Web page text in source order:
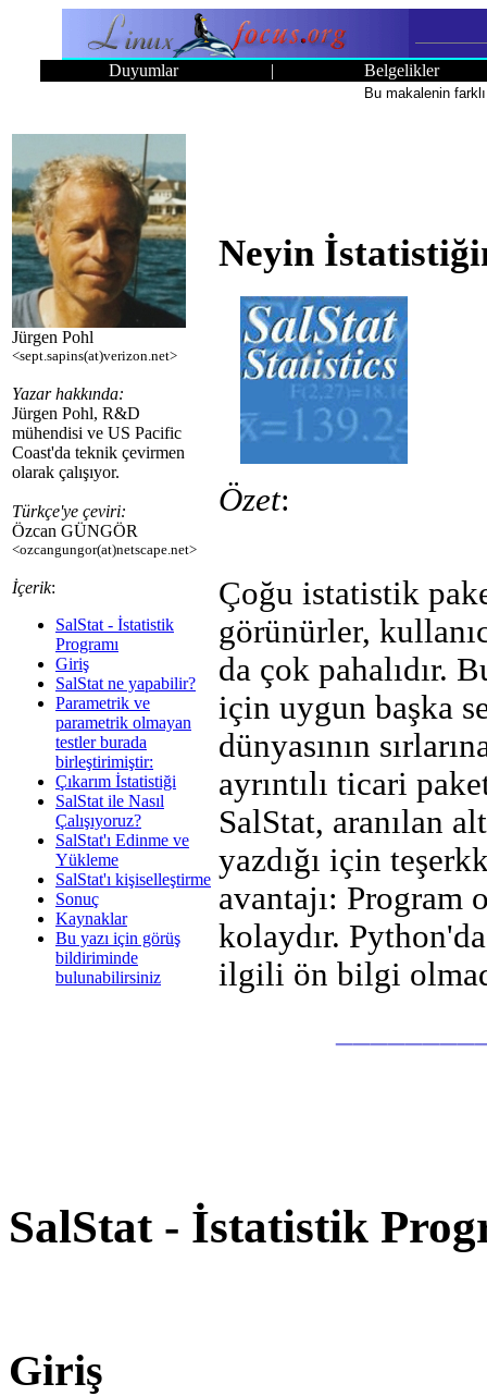
Duyumlar | Belgelikler
Bu makalenin
Jürgen Pohl
<sept.sapins(at)verizon.net>
Yazar hakkında:
Jürgen Pohl, R&D
mühendisi ve US Pacific
Coast'da teknik çevirmen
olarak çalışıyor.
Türkçe'ye çeviri:
Özcan GÜNGÖR
<ozcangungor(at)netscape.net>
İçerik:
SalStat - İstatistik
Programı
Giriş
SalStat ne yapabilir?
Parametrik ve
parametrik olmayan
testler burada
birleştirimiştir:
Çıkarım İstatistiği
SalStat ile Nasıl
Çalışıyoruz?
SalStat'ı Edinme ve
Yükleme
SalStat'ı kişiselleştirme
Sonuç
Kaynaklar
Bu yazı için görüş
bildiriminde
bulunabilirsiniz
Neyin
Özet:
Çoğu istatistik
görünürler,
da çok pahalıdır.
için uygun başka
dünyasının
ayrıntılı ticari
SalStat, aranılan
yazdığı için
avantajı: Program
kolaydır.
ilgili ön bilgi
SalStat - İstatistik
Giriş